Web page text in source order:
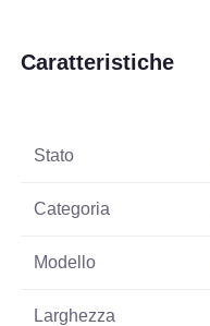
Caratteristiche
Stato
Categoria
Modello
Larghezza